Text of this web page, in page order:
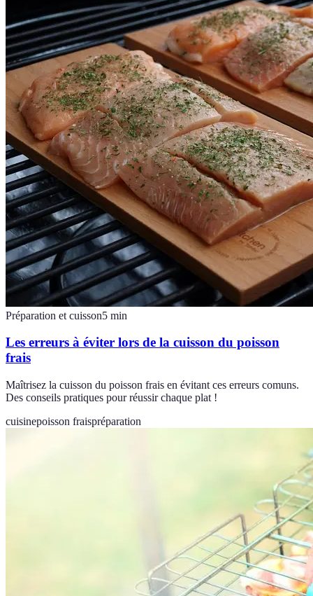
Préparation et cuisson5 min
Les erreurs à éviter lors de la cuisson du poisson
frais
Maîtrisez la cuisson du poisson frais en évitant ces erreurs comuns.
Des conseils pratiques pour réussir chaque plat !
cuisinepoisson fraispréparation